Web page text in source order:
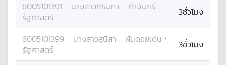
6005101391 นางสาวศิรินภา คำจันทร์ :
รัฐศาสตร์
3ชั่วโมง
6005101399 นางสาวสุนิสา ผันดอยเด่น :
รัฐศาสตร์
3ชั่วโมง